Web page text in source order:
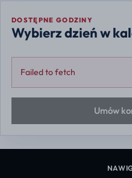
DOSTĘPNE GODZINY
Wybierz dzień w
Failed to fetch
Umów